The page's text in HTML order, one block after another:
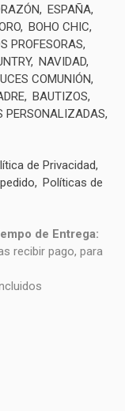
ESPAÑA
BOHO CHIC
PROFESORAS
NAVIDAD
COMUNIÓN
BAUTIZOS
PERSONALIZADAS
de Privacidad
Políticas de
de Entrega:
recibir pago, para